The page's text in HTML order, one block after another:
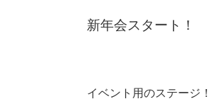
新年会スタート！
イベント用のステージ！